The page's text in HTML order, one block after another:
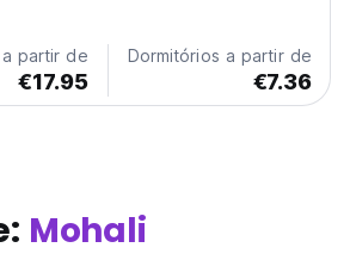
partir de
€17.95
Dormitórios a partir de
€7.36
Mohali